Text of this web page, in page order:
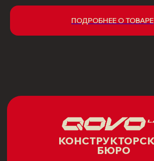
ПОДРОБНЕЕ О ТОВАРЕ